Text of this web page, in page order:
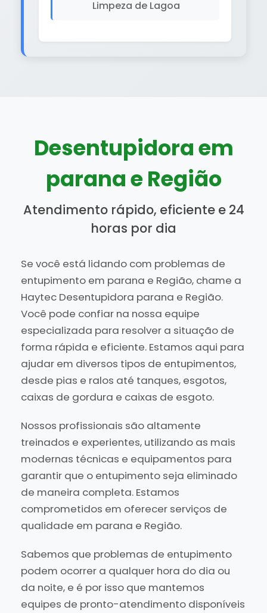
Limpeza de Lagoa
Desentupidora em
parana e Região
Atendimento rápido, eficiente e 24
horas por dia
Se você está lidando com problemas de
entupimento em parana e Região, chame a
Haytec Desentupidora parana e Região.
Você pode confiar na nossa equipe
especializada para resolver a situação de
forma rápida e eficiente. Estamos aqui para
ajudar em diversos tipos de entupimentos,
desde pias e ralos até tanques, esgotos,
caixas de gordura e caixas de esgoto.
Nossos profissionais são altamente
treinados e experientes, utilizando as mais
modernas técnicas e equipamentos para
garantir que o entupimento seja eliminado
de maneira completa. Estamos
comprometidos em oferecer serviços de
qualidade em parana e Região.
Sabemos que problemas de entupimento
podem ocorrer a qualquer hora do dia ou
da noite, e é por isso que mantemos
equipes de pronto-atendimento disponíveis